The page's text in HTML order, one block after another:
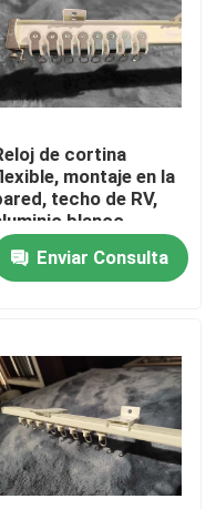
segunda mano
de cortina
montaje en la
techo de RV,
blanco
Enviar Consulta